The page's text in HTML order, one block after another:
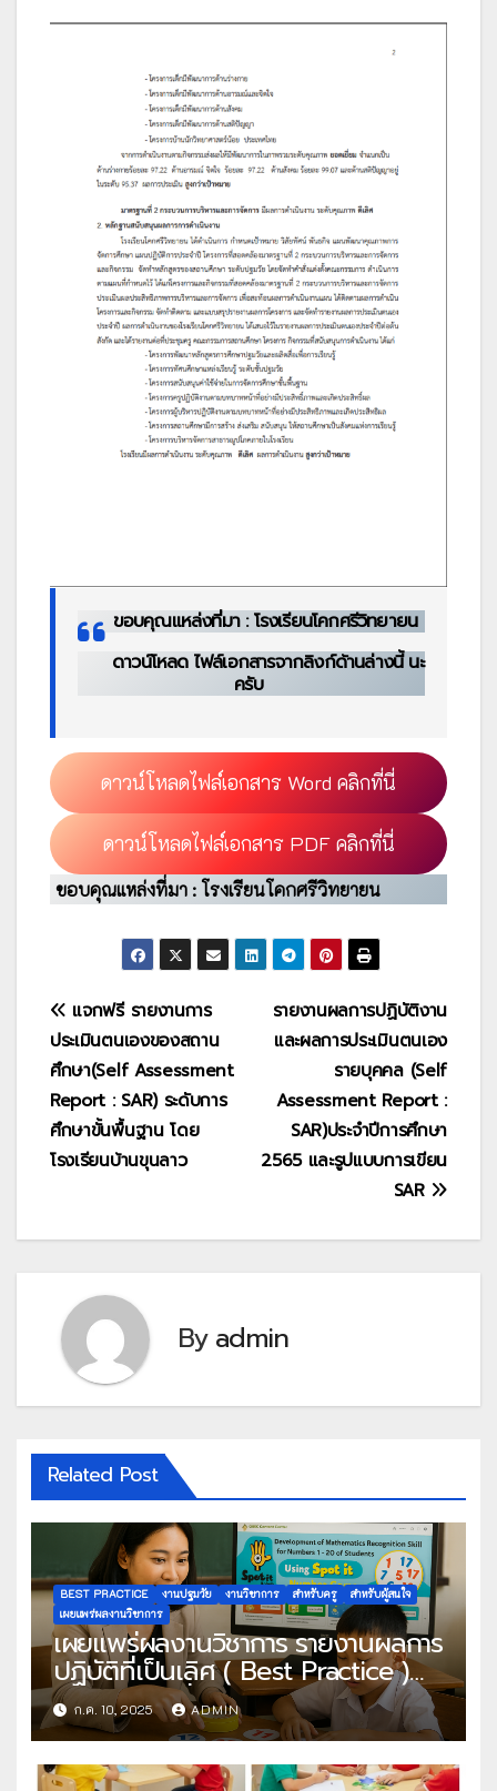
ขอบคุณแหล่งที่มา : โรงเรียนโคกศรีวิทยายน
ดาวน์โหลด ไฟล์เอกสารจากลิงก์ด้านล่างนี้ นะ
ครับ
ดาวน์โหลดไฟล์เอกสาร Word คลิกที่นี่
ดาวน์โหลดไฟล์เอกสาร PDF คลิกที่นี่
ขอบคุณแหล่งที่มา : โรงเรียนโคกศรีวิทยายน
แนะแนว
เรื่อง
รายงานผลการปฏิบัติงาน
และผลการประเมินตนเอง
รายบุคคล (Self
Assessment Report :
SAR)ประจำปีการศึกษา
2565 และรูปแบบการเขียน
SAR
แจกฟรี รายงานการ
ประเมินตนเองของสถาน
ศึกษา(Self Assessment
Report : SAR) ระดับการ
ศึกษาขั้นพื้นฐาน โดย
โรงเรียนบ้านขุนลาว
Byadmin
Related Post
BEST PRACTICE งานปฐมวัย งานวิชาการ สำหรับครู
สำหรับผู้สนใจ
เผยแพร่ผลงานวิชาการ
เผยแพร่ผลงานวิชาการ รายงานผลการ
ปฏิบัติที่เป็นเลิศ ( Best Practice )
ประเภท ผู้ใช้สื่อเทคโนโลยีดิจิทัจ
OBEC Content Center การพัฒนา
ทักษะทางคณิตศาสตร์ด้านการจดจำ
ตัวเลข 1 – 20 ของนักเรียน โดยใช้
ก.ค. 10, 2025 ADMIN